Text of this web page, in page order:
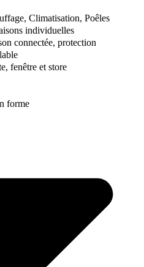
Climatisation, Poêles
individuelles
connectée, protection
fenêtre et store
forme